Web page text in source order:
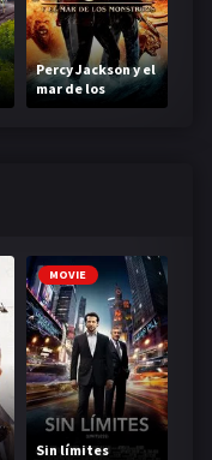
Percy Jackson y el
mar de los
monstruos
MOVIE
Sin límites